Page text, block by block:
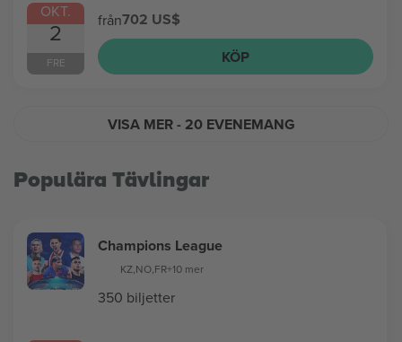
OKT.
2
FRE
från702 US$
KÖP
VISA MER- 20 EVENEMANG
Populära Tävlingar
Champions League
KZ,NO,FR+10 mer
350 biljetter